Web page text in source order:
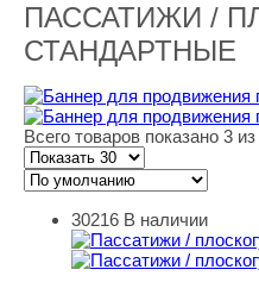
ПАССАТИЖИ /
СТАНДАРТНЫЕ
Всего товаров показано 3
Пассатижи /
30216 В наличии